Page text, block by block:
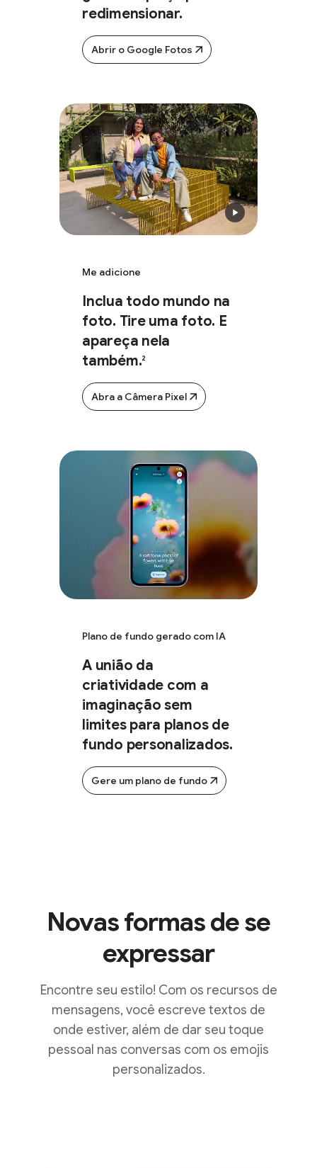
redimensionar.
Abrir o Google Fotos
Me adicione
Inclua todo mundo na
foto. Tire uma foto. E
apareça nela
também.2
Abra a Câmera Pixel
Plano de fundo gerado com IA
A união da
criatividade com a
imaginação sem
limites para planos de
fundo personalizados.
Gere um plano de fundo
Novas formas de se
expressar
Encontre seu estilo! Com os recursos de
mensagens, você escreve textos de
onde estiver, além de dar seu toque
pessoal nas conversas com os emojis
personalizados.